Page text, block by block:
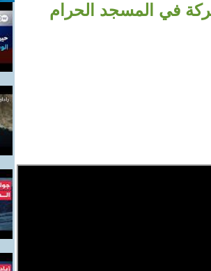
في المسجد الحرام